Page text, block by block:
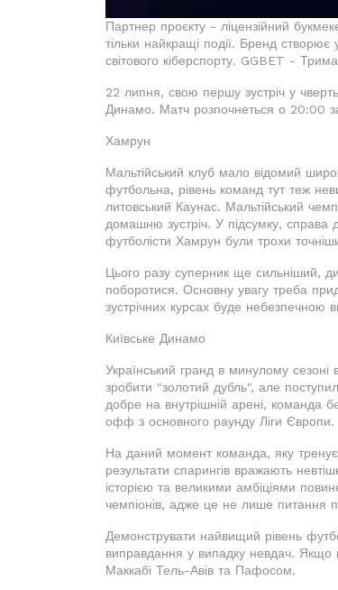
Партнер проєкту - ліцензійний
тільки найкращі події. Бренд
світового кіберспорту. GGBET -
22 липня, свою першу зустріч у
Динамо. Матч розпочнеться о 20:00
Хамрун
Мальтійський клуб мало відомий
футбольна, рівень команд тут теж
литовський Каунас. Мальтійський
домашню зустріч. У підсумку, справа
футболісти Хамрун були трохи
Цього разу суперник ще сильніший,
поборотися. Основну увагу треба
зустрічних курсах буде небезпечною
Київське Динамо
Український гранд в минулому
зробити "золотий дубль", але
добре на внутрішній арені, команда
офф з основного раунду Ліги Європи.
На даний момент команда, яку
результати спарингів вражають
історією та великими амбіціями
чемпіонів, адже це не лише питання
Демонструвати найвищий рівень
виправдання у випадку невдач. Якщо
Маккабі Тель-Авів та Пафосом.